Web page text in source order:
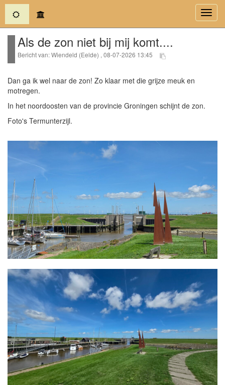
(current)
Als de zon niet bij mij komt....
Bericht van: Wiendeld (Eelde) , 08-07-2026 13:45
Dan ga ik wel naar de zon! Zo klaar met die grijze meuk en
motregen.
In het noordoosten van de provincie Groningen schijnt de zon.
Foto's Termunterzijl.